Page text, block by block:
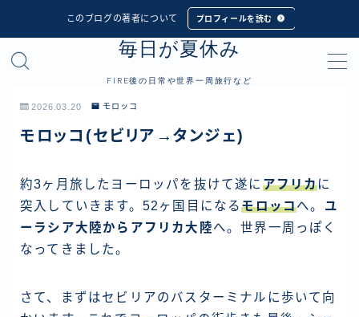
このブログの著者について プロフィールを読む
毎日が夏休み
FIRE後の日常や世界一周旅行など
MENU
プロフィール
フィリピン
インドネシア
タイ
2026.03.20 モロッコ
モロッコ(セビリア→タンジェ)
約3ヶ月旅したヨーロッパを抜けて遂に アフリカに
突入していきます。52ヶ国目になるモロッコへ。 ユ
ーラシア大陸からアフリカ大陸へ。世界一周っぽく
なってきました。
さて、まずはセビリアのバスターミナルに歩いて向